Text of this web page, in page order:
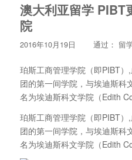
澳大利亚留学 PIBT
院
2016年10月19日 通过： 留
珀斯工商管理学院（即PIBT
团的第一间学院，与埃迪斯科
名为埃迪斯科文学院（Edith
珀斯工商管理学院（即PIBT
团的第一间学院，与埃迪斯科
名为埃迪斯科文学院（Edith